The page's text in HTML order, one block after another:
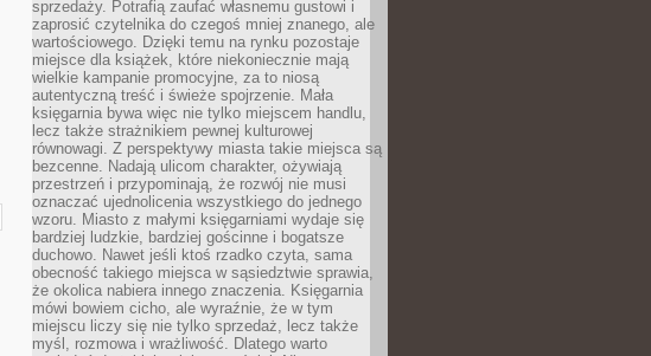
sprzedaży. Potrafią zaufać własnemu gustowi i
zaprosić czytelnika do czegoś mniej znanego, ale
wartościowego. Dzięki temu na rynku pozostaje
miejsce dla książek, które niekoniecznie mają
wielkie kampanie promocyjne, za to niosą
autentyczną treść i świeże spojrzenie. Mała
księgarnia bywa więc nie tylko miejscem handlu,
lecz także strażnikiem pewnej kulturowej
równowagi. Z perspektywy miasta takie miejsca są
bezcenne. Nadają ulicom charakter, ożywiają
przestrzeń i przypominają, że rozwój nie musi
oznaczać ujednolicenia wszystkiego do jednego
wzoru. Miasto z małymi księgarniami wydaje się
bardziej ludzkie, bardziej gościnne i bogatsze
duchowo. Nawet jeśli ktoś rzadko czyta, sama
obecność takiego miejsca w sąsiedztwie sprawia,
że okolica nabiera innego znaczenia. Księgarnia
mówi bowiem cicho, ale wyraźnie, że w tym
miejscu liczy się nie tylko sprzedaż, lecz także
myśl, rozmowa i wrażliwość. Dlatego warto